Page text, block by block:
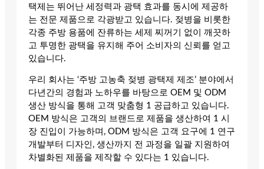
택제는 뛰어난 세정력과 광택 효과를 동시에 제공하
는 전문 제품으로 각광받고 있습니다. 젖병을 비롯한
각종 주방 용품에 잔류하는 세제 찌꺼기 없이 깨끗하
고 투명한 광택을 유지해 주어 소비자의 신뢰를 얻고
있습니다.
우리 회사는 ‘주방 고농축 젖병 광택제 제조’ 분야에서
다년간의 경험과 노하우를 바탕으로 OEM 및 ODM
생산 방식을 통해 고객 맞춤형 1 공급하고 있습니다.
OEM 방식은 고객의 브랜드로 제품을 생산하여 1 시
장 진입이 가능하며, ODM 방식은 고객 요구에 1 연구
개발부터 디자인, 생산까지 전 과정을 일괄 지원하여
차별화된 제품을 제작할 수 있다는 1 있습니다.